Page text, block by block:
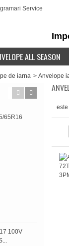
Service
ALL SEASON
de iarna > Anvelope
65R16
100V